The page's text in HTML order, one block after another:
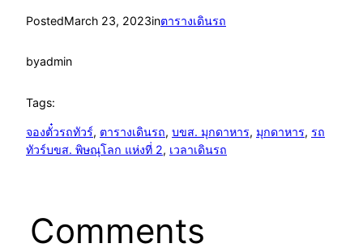
PostedMarch 23, 2023inตารางเดินรถ
byadmin
Tags:
จองตั๋วรถทัวร์, ตารางเดินรถ, บขส. มุกดาหาร, มุกดาหาร, รถ
ทัวร์บขส. พิษณุโลก แห่งที่ 2, เวลาเดินรถ
Comments